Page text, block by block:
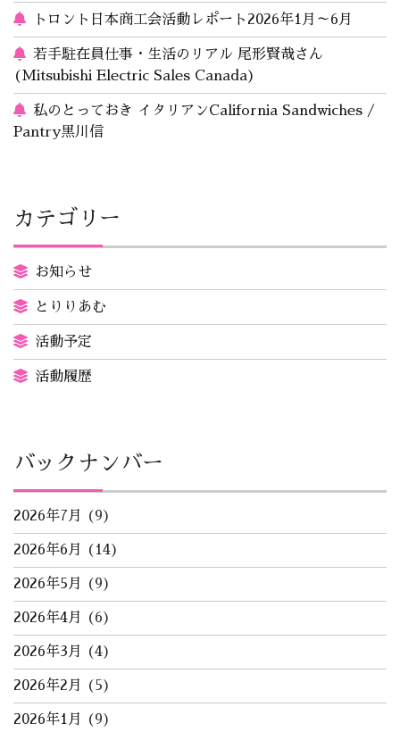
トロント日本商工会活動レポート2026年1月～6月
若手駐在員仕事・生活のリアル 尾形賢哉さん
(Mitsubishi Electric Sales Canada)
私のとっておき イタリアンCalifornia Sandwiches /
Pantry黒川信
カテゴリー
お知らせ
とりりあむ
活動予定
活動履歴
バックナンバー
2026年7月 (9)
2026年6月 (14)
2026年5月 (9)
2026年4月 (6)
2026年3月 (4)
2026年2月 (5)
2026年1月 (9)